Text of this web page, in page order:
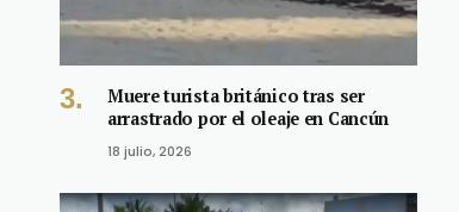
Muere turista británico tras ser
arrastrado por el oleaje en Cancún
18 julio, 2026